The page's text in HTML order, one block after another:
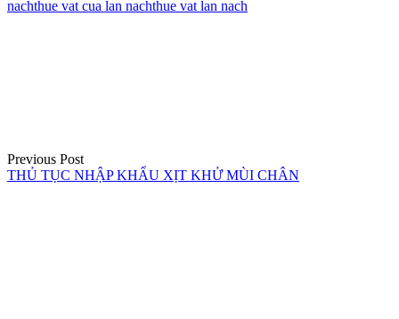
nachthue vat cua lan nachthue vat lan nach
Previous Post
THỦ TỤC NHẬP KHẨU XỊT KHỬ MÙI CHÂN